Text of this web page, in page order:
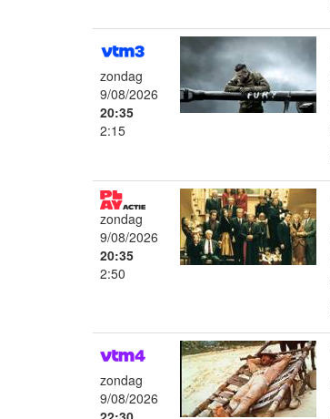
zondag
9/08/2026
20:35
2:15
zondag
9/08/2026
20:35
2:50
zondag
9/08/2026